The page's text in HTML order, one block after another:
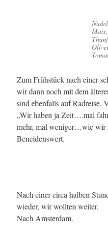
Mais,
Zum Frühstück nach einer
wir dann noch mit dem
sind ebenfalls auf Radreise.
„Wir haben ja Zeit….mal
mehr, mal weniger…wie wir
Beneidenswert.
Nach einer circa halben
wieder, wir wollten weiter.
Nach Amsterdam.